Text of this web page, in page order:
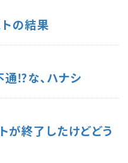
の結果
通⁉な、ハナシ
終了したけどどう